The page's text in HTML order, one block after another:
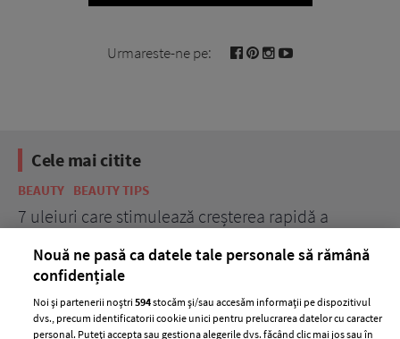
Urmareste-ne pe:
Cele mai citite
BEAUTY BEAUTY TIPS
7 uleiuri care stimulează creșterea rapidă a
Nouă ne pasă ca datele tale personale să rămână
confidențiale
Noi și partenerii noștri594stocăm și/sau accesăm informații pe dispozitivul
dvs., precum identificatorii cookie unici pentru prelucrarea datelor cu caracter
personal. Puteți accepta sau gestiona alegerile dvs. făcând clic mai jos sau în